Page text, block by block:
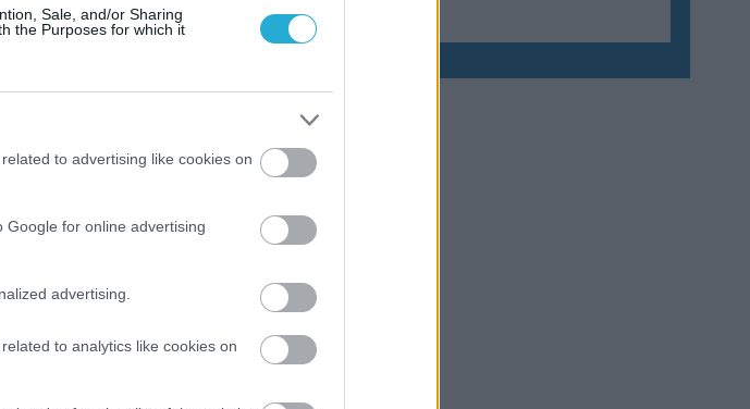
Sale, and/or Sharing
the Purposes for which it
to advertising like cookies on
Google for online advertising
advertising.
to analytics like cookies on